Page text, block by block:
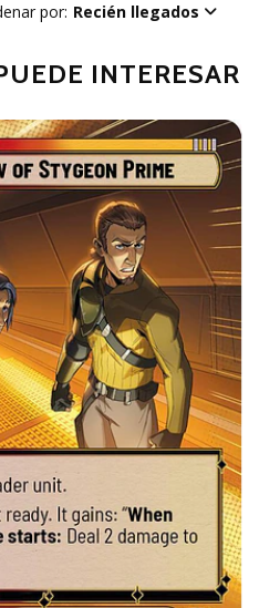
por: Recién llegados
INTERESAR